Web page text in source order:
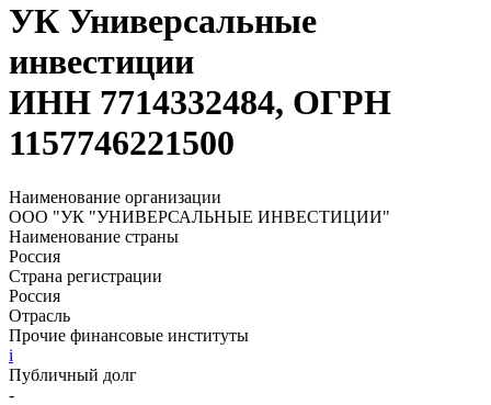
УК Универсальные
инвестиции
ИНН 7714332484, ОГРН
1157746221500
Наименование организации
ООО "УК "УНИВЕРСАЛЬНЫЕ ИНВЕСТИЦИИ"
Наименование страны
Россия
Страна регистрации
Россия
Отрасль
Прочие финансовые институты
i
Публичный долг
-